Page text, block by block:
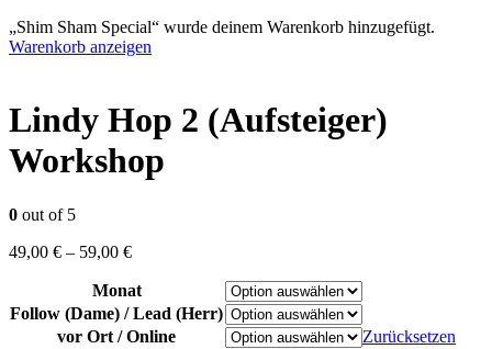
„Shim Sham Special“ wurde deinem Warenkorb hinzugefügt.
Warenkorb anzeigen
Lindy Hop 2 (Aufsteiger)
Workshop
0 out of 5
49,00 € – 59,00 €
Monat
Follow (Dame) / Lead (Herr)
vor Ort / Online
Zurücksetzen